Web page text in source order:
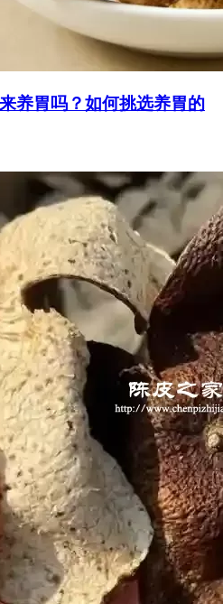
养胃吗？如何挑选养胃的